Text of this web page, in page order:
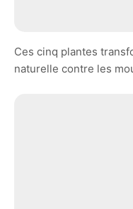
Ces cinq plantes
naturelle contre les